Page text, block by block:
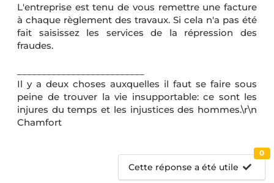
L'entreprise est tenu de vous remettre une facture
à chaque règlement des travaux. Si cela n'a pas été
fait saisissez les services de la répression des
fraudes.
Il y a deux choses auxquelles il faut se faire sous
peine de trouver la vie insupportable: ce sont les
injures du temps et les injustices des hommes.\r\n
Chamfort
Cette réponse a été utile
0